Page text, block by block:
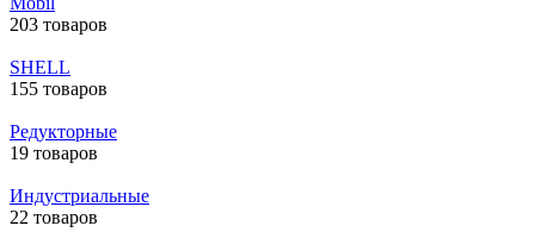
203 товаров
SHELL
155 товаров
Редукторные
19 товаров
Индустриальные
22 товаров